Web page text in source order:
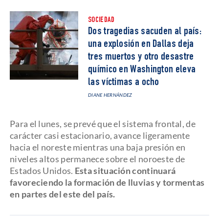
SOCIEDAD
Dos tragedias sacuden al país:
una explosión en Dallas deja
tres muertos y otro desastre
químico en Washington eleva
las víctimas a ocho
DIANE HERNÁNDEZ
Para el lunes, se prevé que el sistema frontal, de
carácter casi estacionario, avance ligeramente
hacia el noreste mientras una baja presión en
niveles altos permanece sobre el noroeste de
Estados Unidos. Esta situación continuará
favoreciendo la formación de lluvias y tormentas
en partes del este del país.